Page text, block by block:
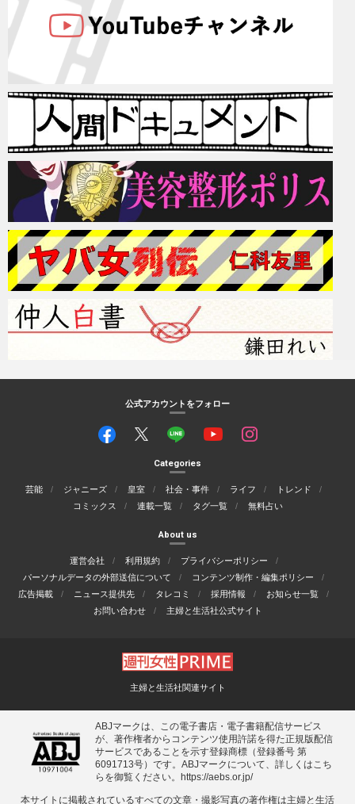
公式アカウントをフォロー
Categories
芸能 ジャニーズ 皇室 社会・事件 ライフ
トレンド
コミックス
連載一覧 タグ一覧 無料占い
About us
運営会社 利用規約
プライバシーポリシー
パーソナルデータの外部送信について
コンテンツ制作・編集ポリシー
広告掲載
ニュース提供先 タレコミ 採用情報
お知らせ一覧
お問い合わせ
主婦と生活社公式サイト
主婦と生活社関連サイト
ABJマークは、この電子書店・電子書籍配信サービス
が、著作権者からコンテンツ使用許諾を得た正規版配信
サービスであることを示す登録商標（登録番号 第
6091713号）です。ABJマークについて、詳しくはこち
らを御覧ください。
https://aebs.or.jp/
本サイトに掲載されているすべての⽂章・撮影写真の著作権は主婦と⽣活